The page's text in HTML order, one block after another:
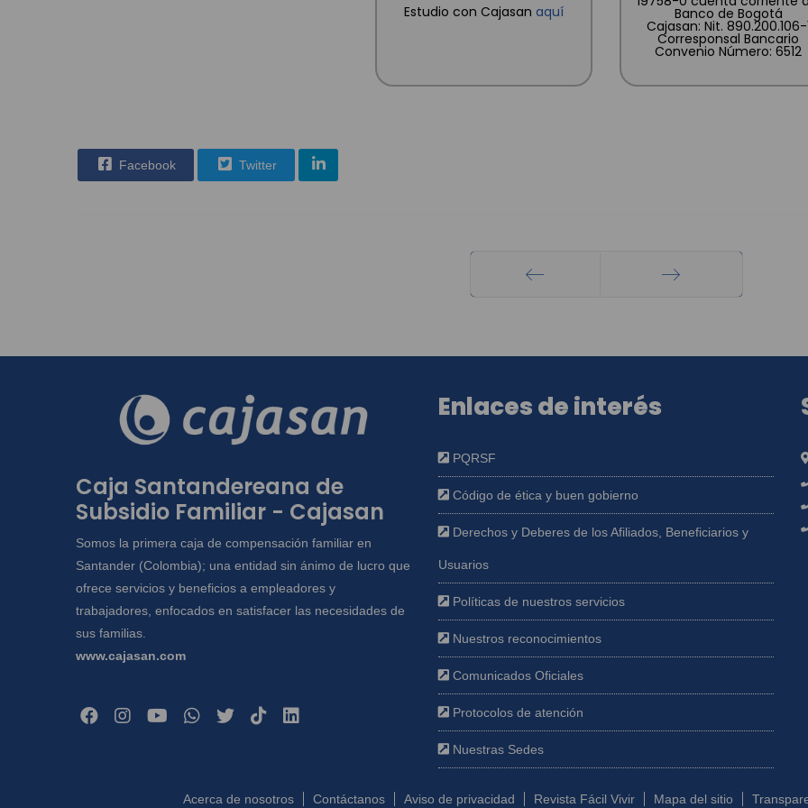
Estudio con Cajasan aquí Banco de Bogotá
Cajasan: Nit. 890.200.106-
Corresponsal Bancario
Convenio Número: 6512
Facebook Twitter
Caja Santandereana de
Subsidio Familiar - Cajasan
Somos la primera caja de compensación familiar en
Santander (Colombia); una entidad sin ánimo de lucro que
ofrece servicios y beneficios a empleadores y
trabajadores, enfocados en satisfacer las necesidades de
sus familias.
www.cajasan.com
Enlaces de interés
PQRSF
Código de ética y buen gobierno
Derechos y Deberes de los Afiliados, Beneficiarios y
Usuarios
Políticas de nuestros servicios
Nuestros reconocimientos
Comunicados Oficiales
Protocolos de atención
Nuestras Sedes
Acerca de nosotros Contáctanos Aviso de privacidad Revista Fácil Vivir Mapa del sitio